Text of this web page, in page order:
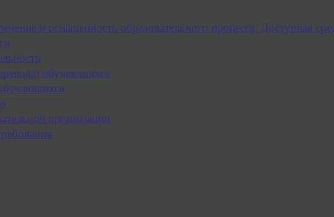
и оснащенность образовательного процесса. Доступная
обучающихся
организации